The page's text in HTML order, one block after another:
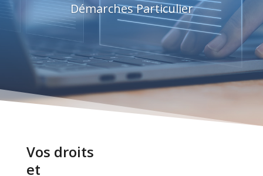
Démarches Particulier
Vos droits
et